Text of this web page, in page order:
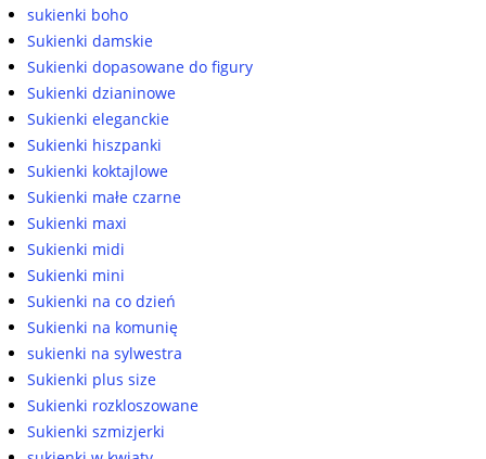
sukienki boho
Sukienki damskie
Sukienki dopasowane do figury
Sukienki dzianinowe
Sukienki eleganckie
Sukienki hiszpanki
Sukienki koktajlowe
Sukienki małe czarne
Sukienki maxi
Sukienki midi
Sukienki mini
Sukienki na co dzień
Sukienki na komunię
sukienki na sylwestra
Sukienki plus size
Sukienki rozkloszowane
Sukienki szmizjerki